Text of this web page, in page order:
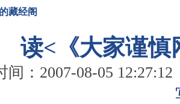
藏经阁
读<《大家谨慎
间：2007-08-05